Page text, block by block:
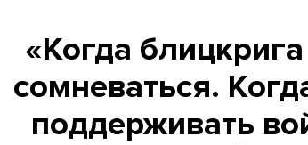
«Когда
сомневаться.
поддерживать